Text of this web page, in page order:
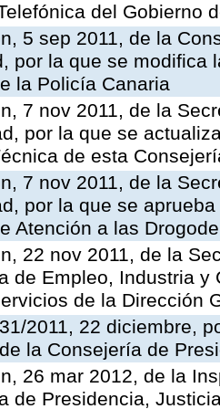
del Gobierno
5 sep 2011, de la
por la que se modifica
la Policía Canaria
7 nov 2011, de la
por la que se
de esta
7 nov 2011, de la
por la que se
Atención a las
22 nov 2011, de la
de Empleo, Industria
de la Dirección
2011, 22 diciembre,
la Consejería de
26 mar 2012, de la
de Presidencia,